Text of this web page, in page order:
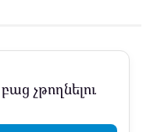
չթողնելու